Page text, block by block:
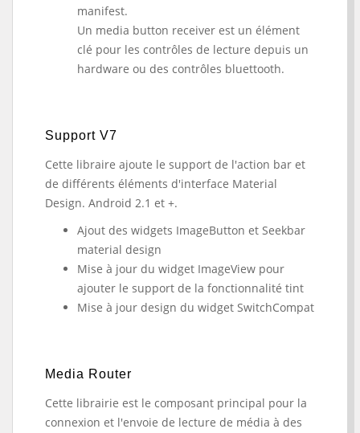
manifest.
Un media button receiver est un élément
clé pour les contrôles de lecture depuis un
hardware ou des contrôles bluettooth.
Support V7
Cette libraire ajoute le support de l'action bar et
de différents éléments d'interface Material
Design. Android 2.1 et +.
Ajout des widgets ImageButton et Seekbar
material design
Mise à jour du widget ImageView pour
ajouter le support de la fonctionnalité tint
Mise à jour design du widget SwitchCompat
Media Router
Cette librairie est le composant principal pour la
connexion et l'envoie de lecture de média à des